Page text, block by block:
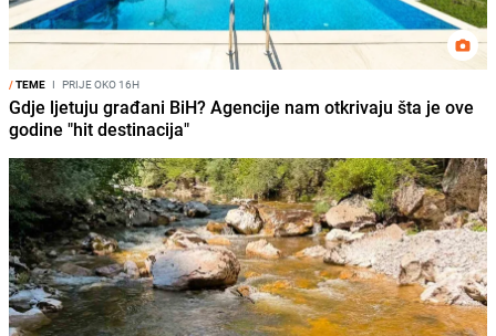
/TEME I PRIJE OKO 16H
Gdje ljetuju građani BiH? Agencije nam otkrivaju šta je ove
godine "hit destinacija"